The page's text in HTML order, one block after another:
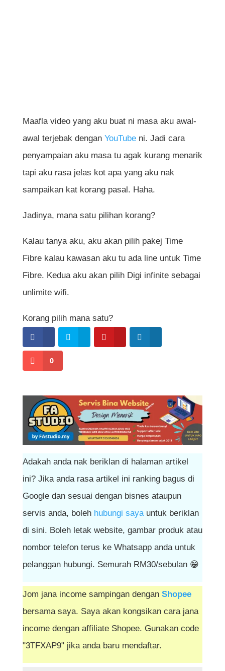
Maafla video yang aku buat ni masa aku awal-
awal terjebak dengan YouTubeni. Jadi cara
penyampaian aku masa tu agak kurang menarik
tapi aku rasa jelas kot apa yang aku nak
sampaikan kat korang pasal. Haha.
Jadinya, mana satu pilihan korang?
Kalau tanya aku, aku akan pilih pakej Time
Fibre kalau kawasan aku tu ada line untuk Time
Fibre. Kedua aku akan pilih Digi infinite sebagai
unlimite wifi.
Korang pilih mana satu?
0
Adakah anda nak beriklan di halaman artikel
ini? Jika anda rasa artikel ini ranking bagus di
Google dan sesuai dengan bisnes ataupun
servis anda, boleh hubungi sayauntuk beriklan
di sini. Boleh letak website, gambar produk atau
nombor telefon terus ke Whatsapp anda untuk
pelanggan hubungi. Semurah RM30/sebulan 😁
Jom jana income sampingan dengan Shopee
bersama saya. Saya akan kongsikan cara jana
income dengan affiliate Shopee. Gunakan code
"3TFXAP9" jika anda baru mendaftar.